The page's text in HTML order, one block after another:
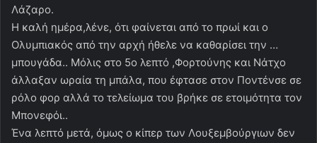
Λάζαρο.
H καλή ημέρα,λένε, ότι φαίνεται από το πρωί και ο
Ολυμπιακός από την αρχή ήθελε να καθαρίσει την …
μπουγάδα.. Μόλις στο 5ο λεπτό ,Φορτούνης και Νάτχο
άλλαξαν ωραία τη μπάλα, που έφτασε στον Ποντένσε σε
ρόλο φορ αλλά το τελείωμα του βρήκε σε ετοιμότητα τον
Μπονεφόι..
Ένα λεπτό μετά, όμως ο κίπερ των Λουξεμβούργιων δεν